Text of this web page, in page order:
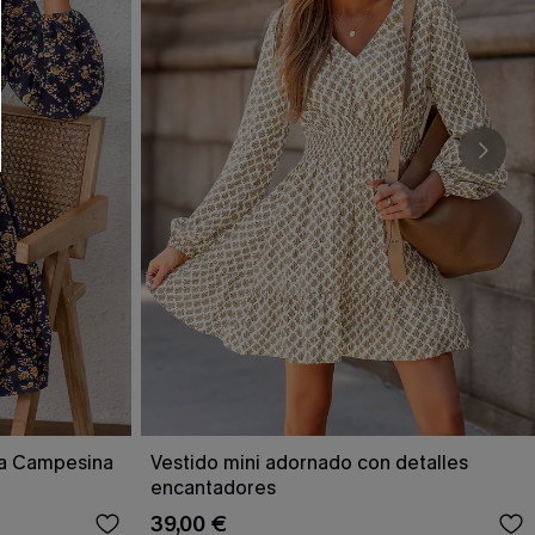
Campesina
Vestido mini adornado con detalles
encantadores
39,00 €
formulario, usted acepta nuestros
, y además acepta recibir correos
de Cupshe en cualquier momento del
compra. Podemos utilizar la
y ofertas adaptados a su perfil.